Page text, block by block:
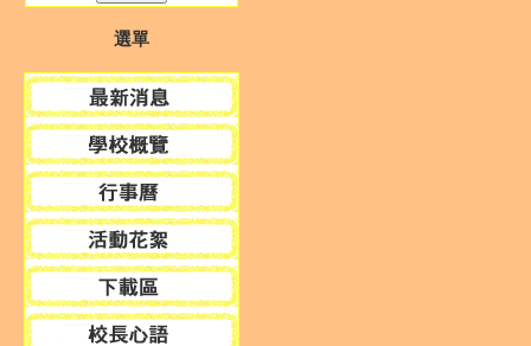
選單